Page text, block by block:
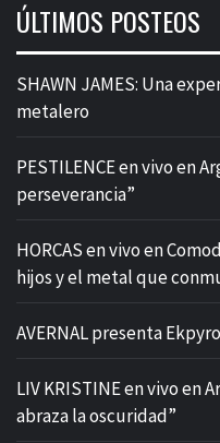
ÚLTIMOS POSTEOS
SHAWN JAMES: Una
metalero
PESTILENCE en vivo en
perseverancia”
HORCAS en vivo en
hijos y el metal que
AVERNAL presenta
LIV KRISTINE en vivo en
abraza la oscuridad”